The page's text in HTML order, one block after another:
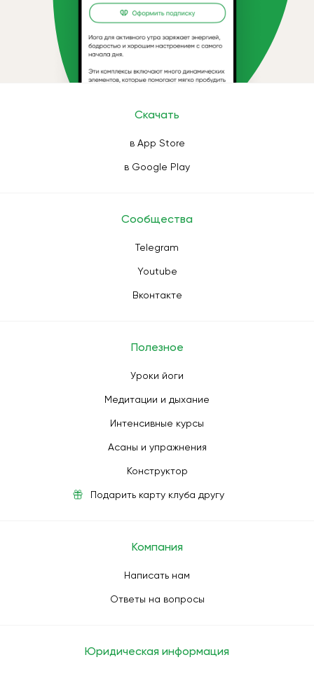
Скачать
в App Store
в Google Play
Сообщества
Telegram
Youtube
Вконтакте
Полезное
Уроки йоги
Медитации и дыхание
Интенсивные курсы
Асаны и упражнения
Конструктор
Подарить карту клуба другу
Компания
Написать нам
Ответы на вопросы
Юридическая информация